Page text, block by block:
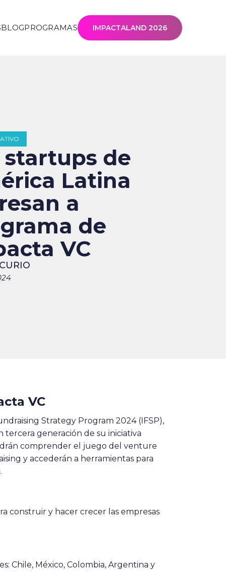
BLOGPROGRAMAS IMPACTALAND 2026
startups de
Latina
a
de
VC
VC
Strategy Program 2024 (IFSP),
tercera generación de su iniciativa
comprender el juego del venture
y accederán a herramientas para
construir y hacer crecer las empresas
Chile, México, Colombia, Argentina y